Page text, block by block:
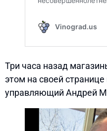
Три часа назад
этом на своей странице
управляющий Андрей